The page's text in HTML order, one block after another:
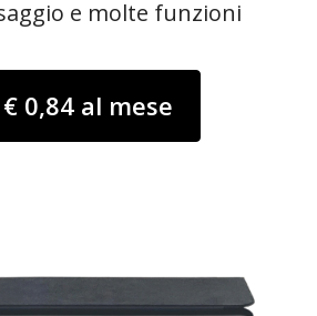
e molte funzioni
0,84 al mese